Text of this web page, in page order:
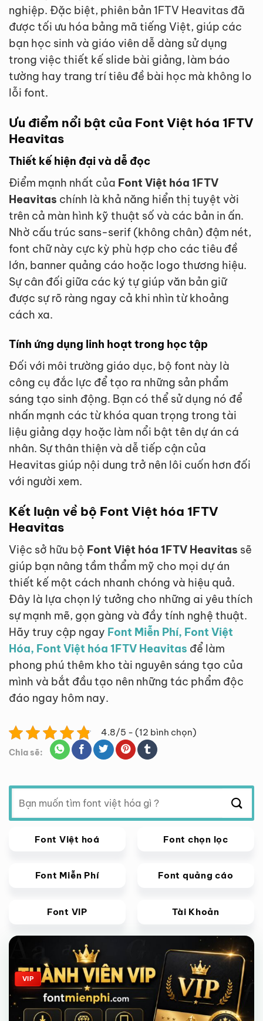
nghiệp. Đặc biệt, phiên bản 1FTV Heavitas đã
được tối ưu hóa bảng mã tiếng Việt, giúp các
bạn học sinh và giáo viên dễ dàng sử dụng
trong việc thiết kế slide bài giảng, làm báo
tường hay trang trí tiêu đề bài học mà không lo
lỗi font.
Ưu điểm nổi bật của Font Việt hóa 1FTV
Heavitas
Thiết kế hiện đại và dễ đọc
Điểm mạnh nhất của Font Việt hóa 1FTV
Heavitas chính là khả năng hiển thị tuyệt vời
trên cả màn hình kỹ thuật số và các bản in ấn.
Nhờ cấu trúc sans-serif (không chân) đậm nét,
font chữ này cực kỳ phù hợp cho các tiêu đề
lớn, banner quảng cáo hoặc logo thương hiệu.
Sự cân đối giữa các ký tự giúp văn bản giữ
được sự rõ ràng ngay cả khi nhìn từ khoảng
cách xa.
Tính ứng dụng linh hoạt trong học tập
Đối với môi trường giáo dục, bộ font này là
công cụ đắc lực để tạo ra những sản phẩm
sáng tạo sinh động. Bạn có thể sử dụng nó để
nhấn mạnh các từ khóa quan trọng trong tài
liệu giảng dạy hoặc làm nổi bật tên dự án cá
nhân. Sự thân thiện và dễ tiếp cận của
Heavitas giúp nội dung trở nên lôi cuốn hơn đối
với người xem.
Kết luận về bộ Font Việt hóa 1FTV
Heavitas
Việc sở hữu bộ Font Việt hóa 1FTV Heavitas sẽ
giúp bạn nâng tầm thẩm mỹ cho mọi dự án
thiết kế một cách nhanh chóng và hiệu quả.
Đây là lựa chọn lý tưởng cho những ai yêu thích
sự mạnh mẽ, gọn gàng và đầy tính nghệ thuật.
Hãy truy cập ngay Font Miễn Phí, Font Việt
Hóa, Font Việt hóa 1FTV Heavitas để làm
phong phú thêm kho tài nguyên sáng tạo của
mình và bắt đầu tạo nên những tác phẩm độc
đáo ngay hôm nay.
4.8/5 - (12 bình chọn)
Chia sẽ:
Tìm
kiếm:
Font Việt hoá Font chọn lọc
Font Miễn Phí Font quảng cáo
Font VIP Tài Khoản
Giảm giá!
VIP